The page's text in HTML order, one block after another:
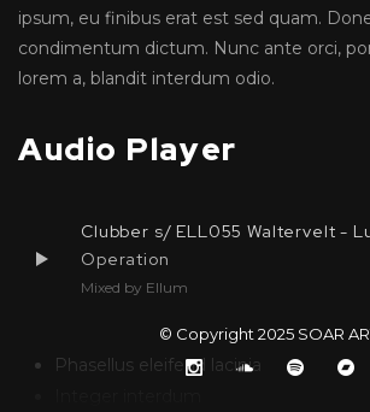
ipsum, eu finibus erat est sed quam.
condimentum dictum. Nunc ante orci,
lorem a, blandit interdum odio.
Audio Player
Clubber s/ ELL055 Waltervelt -
Operation
Mixed by Ellum
Phasellus eleifend lacinia
© Copyright 2025 SOAR